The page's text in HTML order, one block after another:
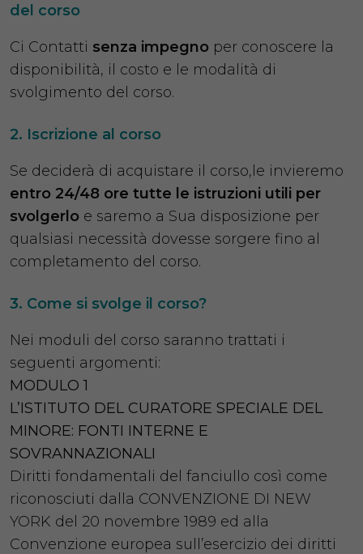
del corso
Ci Contatti senza impegno per conoscere la
disponibilità, il costo e le modalità di
svolgimento del corso.
Iscrizione al corso
Se deciderà di acquistare il corso,le invieremo
entro 24/48 ore tutte le istruzioni utili per
svolgerlo e saremo a Sua disposizione per
qualsiasi necessità dovesse sorgere fino al
completamento del corso.
Come si svolge il corso?
Nei moduli del corso saranno trattati i
seguenti argomenti:
MODULO 1
L’ISTITUTO DEL CURATORE SPECIALE DEL
MINORE: FONTI INTERNE E
SOVRANNAZIONALI
Diritti fondamentali del fanciullo così come
riconosciuti dalla CONVENZIONE DI NEW
YORK del 20 novembre 1989 ed alla
Convenzione europea sull’esercizio dei diritti